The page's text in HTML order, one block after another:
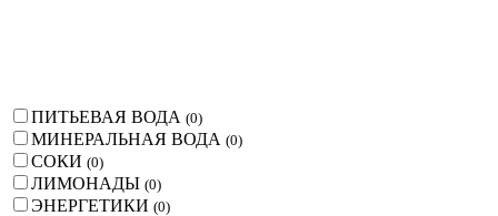
ПИТЬЕВАЯ ВОДА (0)
МИНЕРАЛЬНАЯ ВОДА (0)
СОКИ (0)
ЛИМОНАДЫ (0)
ЭНЕРГЕТИКИ (0)